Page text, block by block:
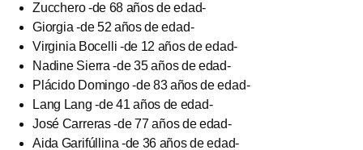
Zucchero -de 68 años de edad-
Giorgia -de 52 años de edad-
Virginia Bocelli -de 12 años de edad-
Nadine Sierra -de 35 años de edad-
Plácido Domingo -de 83 años de edad-
Lang Lang -de 41 años de edad-
José Carreras -de 77 años de edad-
Aida Garifúllina -de 36 años de edad-